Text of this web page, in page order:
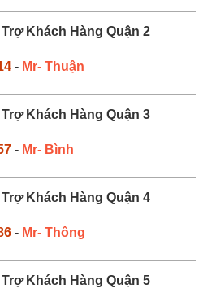
Khách Hàng Quận 2
- Mr- Thuận
Khách Hàng Quận 3
- Mr- Bình
Khách Hàng Quận 4
- Mr- Thông
Khách Hàng Quận 5